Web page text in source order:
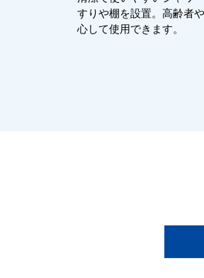
すりや棚を設置。高齢者
心して使用できます。